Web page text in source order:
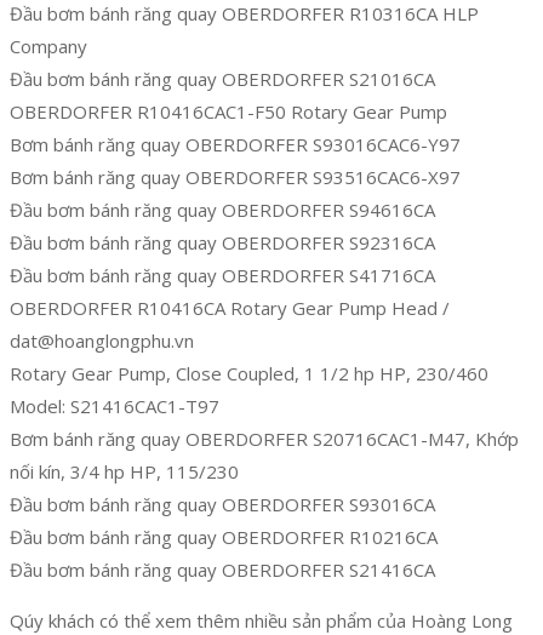
Đầu bơm bánh răng quay OBERDORFER R10316CA HLP
Company
Đầu bơm bánh răng quay OBERDORFER S21016CA
OBERDORFER R10416CAC1-F50 Rotary Gear Pump
Bơm bánh răng quay OBERDORFER S93016CAC6-Y97
Bơm bánh răng quay OBERDORFER S93516CAC6-X97
Đầu bơm bánh răng quay OBERDORFER S94616CA
Đầu bơm bánh răng quay OBERDORFER S92316CA
Đầu bơm bánh răng quay OBERDORFER S41716CA
OBERDORFER R10416CA Rotary Gear Pump Head /
dat@hoanglongphu.vn
Rotary Gear Pump, Close Coupled, 1 1/2 hp HP, 230/460
Model: S21416CAC1-T97
Bơm bánh răng quay OBERDORFER S20716CAC1-M47, Khớp
nối kín, 3/4 hp HP, 115/230
Đầu bơm bánh răng quay OBERDORFER S93016CA
Đầu bơm bánh răng quay OBERDORFER R10216CA
Đầu bơm bánh răng quay OBERDORFER S21416CA
Qúy khách có thể xem thêm nhiều sản phẩm của Hoàng Long